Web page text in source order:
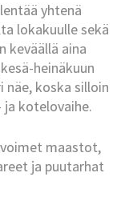
yhtenä
lokakuulle sekä
keväällä aina
heinäkuun
näe, koska silloin
kotelovaihe.
maastot,
ja puutarhat